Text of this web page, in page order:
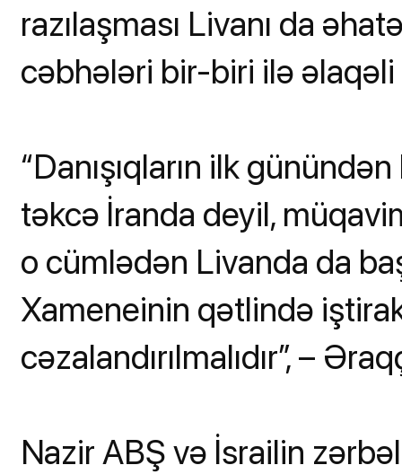
razılaşması Livanı da
cəbhələri bir-biri ilə əlaqəli
“Danışıqların ilk
təkcə İranda deyil,
o cümlədən Livanda da
Xameneinin qətlində
cəzalandırılmalıdır”, –
Nazir ABŞ və İsrailin